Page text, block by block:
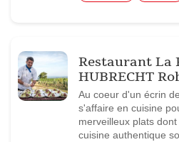
Restaurant La
HUBRECHT
Au coeur d'un écrin
s'affaire en cuisine
merveilleux plats
cuisine authentique